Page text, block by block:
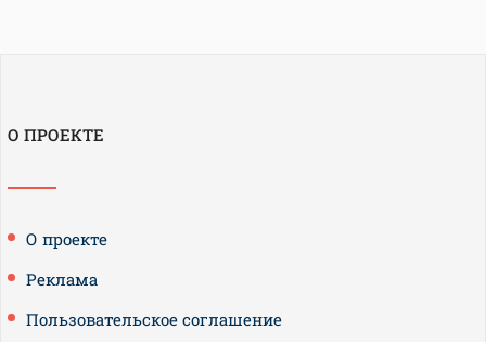
О ПРОЕКТЕ
О проекте
Реклама
Пользовательское соглашение